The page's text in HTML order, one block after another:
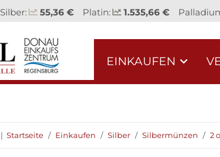
Silber: 55,36 € Platin: 1.535,66 €
EINKAUFEN
Startseite Einkaufen Silber Silbermünzen 2